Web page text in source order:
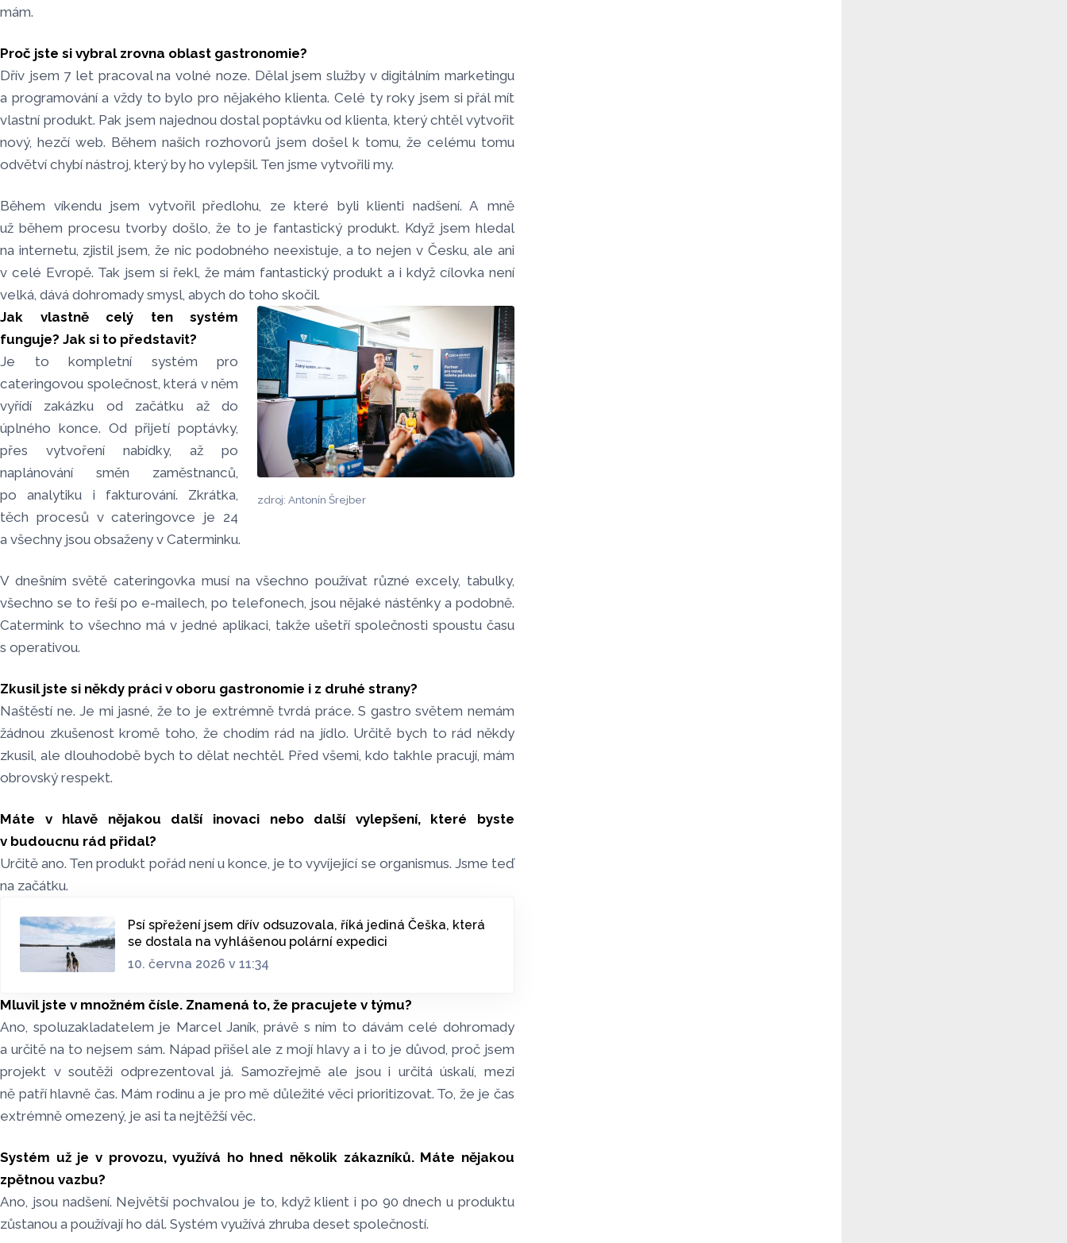
mám.
Proč jste si vybral zrovna oblast gastronomie?
Dřív jsem 7 let pracoval na volné noze. Dělal jsem služby v digitálním marketingu
a programování a vždy to bylo pro nějakého klienta. Celé ty roky jsem si přál mít
vlastní produkt. Pak jsem najednou dostal poptávku od klienta, který chtěl vytvořit
nový, hezčí web. Během našich rozhovorů jsem došel k tomu, že celému tomu
odvětví chybí nástroj, který by ho vylepšil. Ten jsme vytvořili my.
Během víkendu jsem vytvořil předlohu, ze které byli klienti nadšení. A mně
už během procesu tvorby došlo, že to je fantastický produkt. Když jsem hledal
na internetu, zjistil jsem, že nic podobného neexistuje, a to nejen v Česku, ale ani
v celé Evropě. Tak jsem si řekl, že mám fantastický produkt a i když cílovka není
velká, dává dohromady smysl, abych do toho skočil.
zdroj: Antonín Šrejber
Jak vlastně celý ten systém
funguje? Jak si to představit?
Je to kompletní systém pro
cateringovou společnost, která v něm
vyřídí zakázku od začátku až do
úplného konce. Od přijetí poptávky,
přes vytvoření nabídky, až po
naplánování směn zaměstnanců,
po analytiku i fakturování. Zkrátka,
těch procesů v cateringovce je 24
a všechny jsou obsaženy v Caterminku.
V dnešním světě cateringovka musí na všechno používat různé excely, tabulky,
všechno se to řeší po e-mailech, po telefonech, jsou nějaké nástěnky a podobně.
Catermink to všechno má v jedné aplikaci, takže ušetří společnosti spoustu času
s operativou.
Zkusil jste si někdy práci v oboru gastronomie i z druhé strany?
Naštěstí ne. Je mi jasné, že to je extrémně tvrdá práce. S gastro světem nemám
žádnou zkušenost kromě toho, že chodím rád na jídlo. Určitě bych to rád někdy
zkusil, ale dlouhodobě bych to dělat nechtěl. Před všemi, kdo takhle pracují, mám
obrovský respekt.
Máte v hlavě nějakou další inovaci nebo další vylepšení, které byste
v budoucnu rád přidal?
Určitě ano. Ten produkt pořád není u konce, je to vyvíjející se organismus. Jsme teď
na začátku.
Psí spřežení jsem dřív odsuzovala, říká jediná Češka, která
se dostala na vyhlášenou polární expedici
10. června 2026 v 11:34
Mluvil jste v množném čísle. Znamená to, že pracujete v týmu?
Ano, spoluzakladatelem je Marcel Janík, právě s ním to dávám celé dohromady
a určitě na to nejsem sám. Nápad přišel ale z mojí hlavy a i to je důvod, proč jsem
projekt v soutěži odprezentoval já. Samozřejmě ale jsou i určitá úskalí, mezi
ně patří hlavně čas. Mám rodinu a je pro mě důležité věci prioritizovat. To, že je čas
extrémně omezený, je asi ta nejtěžší věc.
Systém už je v provozu, využívá ho hned několik zákazníků. Máte nějakou
zpětnou vazbu?
Ano, jsou nadšení. Největší pochvalou je to, když klient i po 90 dnech u produktu
zůstanou a používají ho dál. Systém využívá zhruba deset společností.